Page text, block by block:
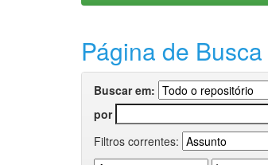
Página de Busca
Buscar em:
por
Filtros correntes: